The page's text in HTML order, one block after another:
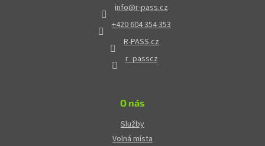
info@r-pass.cz
+420 604 354 353
R-PASS.cz
r_passcz
O nás
Služby
Volná místa